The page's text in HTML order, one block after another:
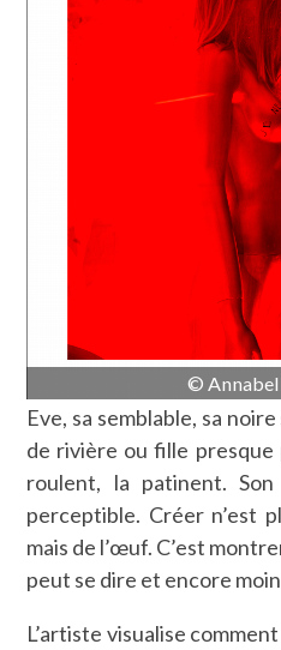
©
Eve, sa semblable, sa
de rivière ou fille presque
roulent, la patinent.
perceptible. Créer n’est
mais de l’œuf. C’est
peut se dire et encore
L’artiste visualise